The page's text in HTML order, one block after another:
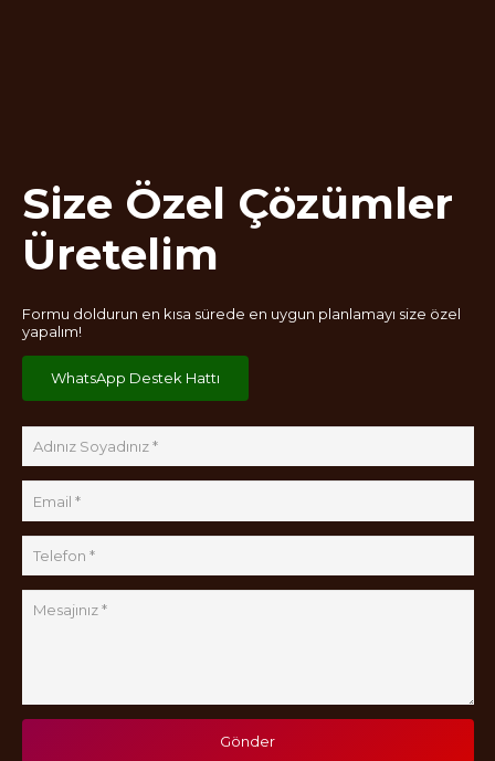
Size Özel Çözümler
Üretelim
Formu doldurun en kısa sürede en uygun planlamayı size özel
yapalım!
WhatsApp Destek Hattı
Gönder